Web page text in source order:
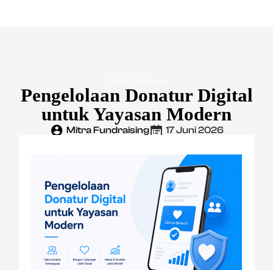
Pengelolaan Donatur Digital
untuk Yayasan Modern
Mitra Fundraising 17 Juni 2026